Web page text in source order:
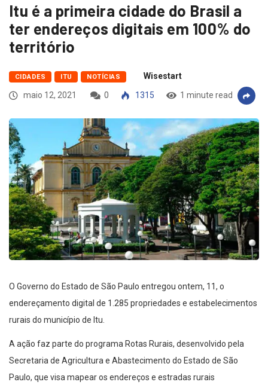
Itu é a primeira cidade do Brasil a
ter endereços digitais em 100% do
território
CIDADES ITU NOTÍCIAS
Wisestart
maio 12, 2021
0 1315 1 minute read
O Governo do Estado de São Paulo entregou ontem, 11, o
endereçamento digital de 1.285 propriedades e estabelecimentos
rurais do município de Itu.
A ação faz parte do programa Rotas Rurais, desenvolvido pela
Secretaria de Agricultura e Abastecimento do Estado de São
Paulo, que visa mapear os endereços e estradas rurais